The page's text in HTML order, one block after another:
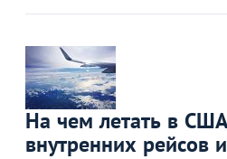
На чем летать в
внутренних рейсов